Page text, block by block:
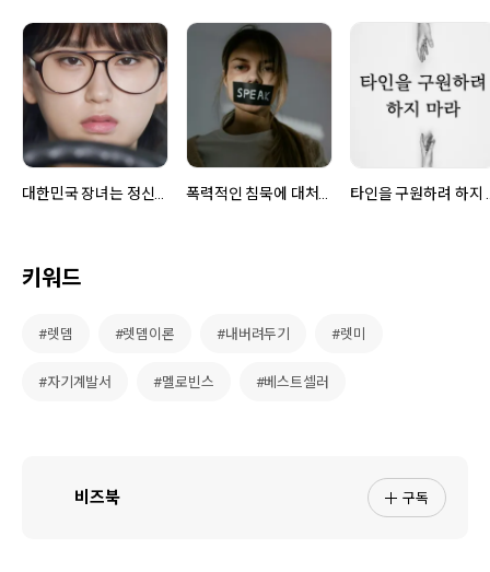
키워드
#렛뎀 #렛뎀이론 #내버려두기 #렛미
#자기계발서 #멜로빈스 #베스트셀러
비즈북 구독